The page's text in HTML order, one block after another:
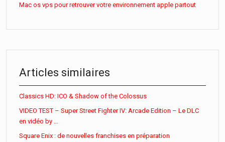
Mac os vps pour retrouver votre environnement apple partout
Articles similaires
Classics HD: ICO & Shadow of the Colossus
VIDEO TEST – Super Street Fighter IV: Arcade Edition – Le DLC
en vidéo by …
Square Enix : de nouvelles franchises en préparation